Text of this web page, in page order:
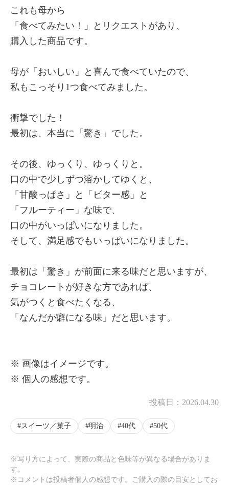
これも母から
「食べてみたい！」とリクエストがあり、
購入した商品です。
母が「おいしい」と喜んで食べていたので、
私もこっそり1つ食べてみました。
衝撃でした！
最初は、本当に「驚き」でした。
その後、ゆっくり、ゆっくりと。
口の中で少しずつ溶かしてゆくと、
「甘酸っぱさ」と「ビター感」と
「フルーティー」な味で、
口の中がいっぱいになりました。
そして、満足感でもいっぱいになりました。
最初は「驚き」が前面に来る味だと思いますが、
チョコレートが好きな方であれば、
気がつくと食べたくなる、
「なんだか癖になる味」だと思います。
※ 画像はイメージです。
※ 個人の感想です。
投稿日： 2026.04.30
スイーツ／菓子 明治 40代 50代
※写り方によって、実際の商品と色味等が異なる場合がありま
す。
※コメントは投稿者個人の感想です。ご購入の際の目安としてお